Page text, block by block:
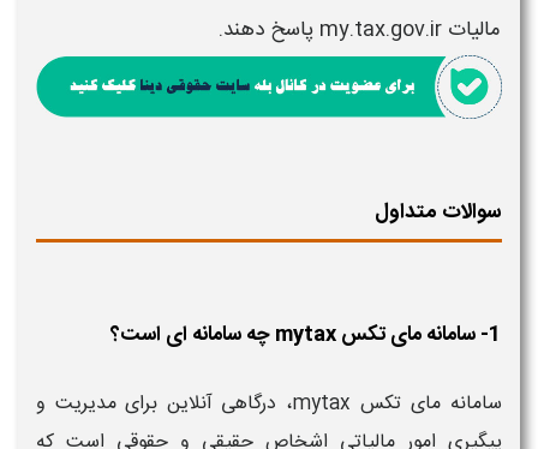
مالیات my.tax.gov.ir
سوالات متداول
1- سامانه مای تکس mytax چه سامانه ای است؟
سامانه مای تکس mytax، درگاهی آنلاین برای مدیریت و